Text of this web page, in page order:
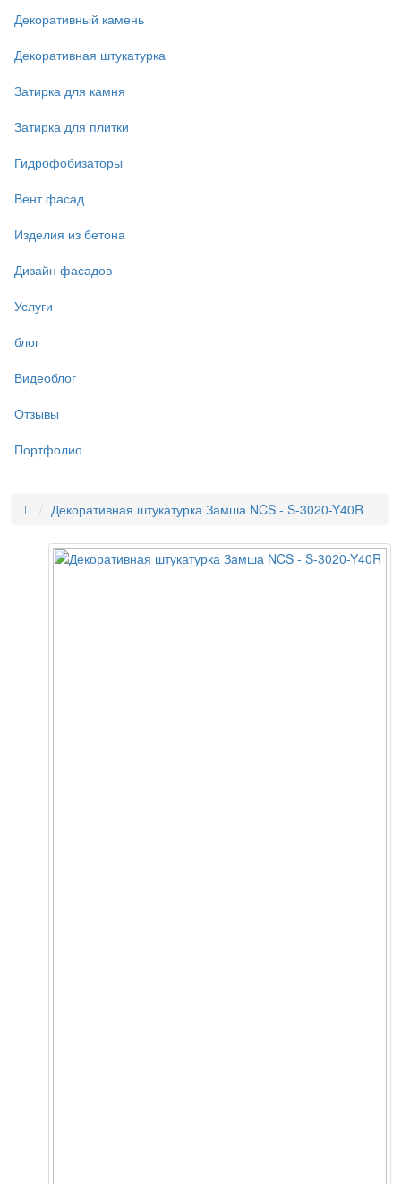
Декоративный камень
Декоративная штукатурка
Затирка для камня
Затирка для плитки
Гидрофобизаторы
Вент фасад
Изделия из бетона
Дизайн фасадов
Услуги
блог
Видеоблог
Отзывы
Портфолио
Декоративная штукатурка Замша NCS - S-3020-Y40R